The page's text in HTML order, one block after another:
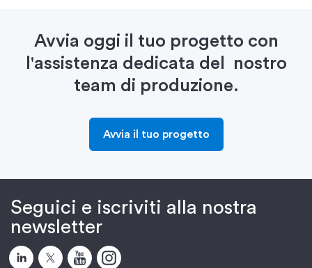
Avvia oggi il tuo progetto con
l'assistenza dedicata del
nostro
team di produzione.
Avvia il tuo progetto
Seguici e iscriviti alla nostra
newsletter